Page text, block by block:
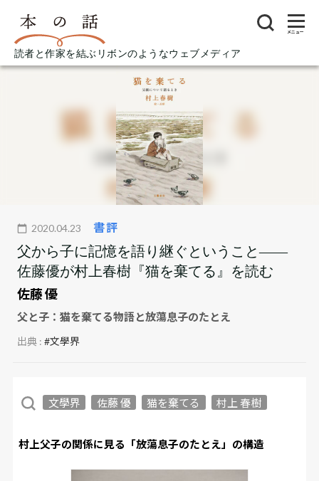
読者と作家を結ぶリボンのようなウェブメディア
メニュー
2020.04.23 書評
父から子に記憶を語り継ぐということ――
佐藤優が村上春樹『猫を棄てる』を読む
佐藤 優
父と子：猫を棄てる物語と放蕩息子のたとえ
出典 :#文學界
文學界 佐藤 優 猫を棄てる 村上 春樹
村上父子の関係に見る「放蕩息子のたとえ」の構造